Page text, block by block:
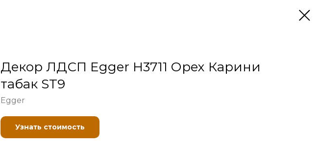
Декор ЛДСП Egger H3711 Орех Карини
табак ST9
Egger
Узнать стоимость